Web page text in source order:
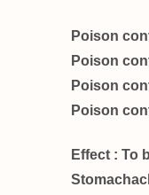
Poison
Poison
Poison
Poison
Effect : To